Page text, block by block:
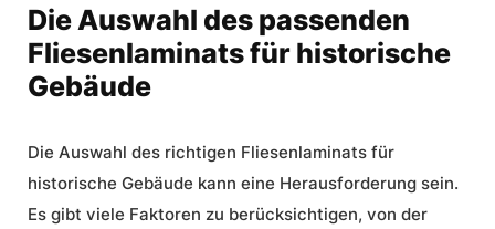
Die Auswahl des passenden
Fliesenlaminats für historische
Gebäude
Die Auswahl des richtigen Fliesenlaminats für
historische Gebäude kann eine Herausforderung sein.
Es gibt viele Faktoren zu berücksichtigen, von der